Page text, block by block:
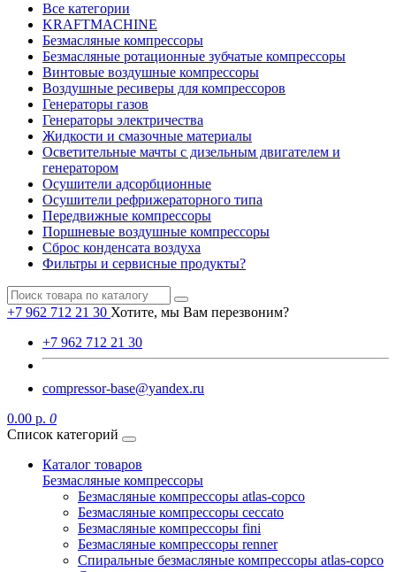
Все категории
KRAFTMACHINE
Безмасляные компрессоры
Безмасляные ротационные зубчатые компрессоры
Винтовые воздушные компрессоры
Воздушные ресиверы для компрессоров
Генераторы газов
Генераторы электричества
Жидкости и смазочные материалы
Осветительные мачты с дизельным двигателем и
генератором
Осушители адсорбционные
Осушители рефрижераторного типа
Передвижные компрессоры
Поршневые воздушные компрессоры
Сброс конденсата воздуха
Фильтры и сервисные продукты?
+7 962 712 21 30 Хотите, мы Вам перезвоним?
+7 962 712 21 30
compressor-base@yandex.ru
0.00 р. 0
Список категорий
Каталог товаров
Безмасляные компрессоры
Безмасляные компрессоры atlas-copco
Безмасляные компрессоры ceccato
Безмасляные компрессоры fini
Безмасляные компрессоры renner
Спиральные безмасляные компрессоры atlas-copco